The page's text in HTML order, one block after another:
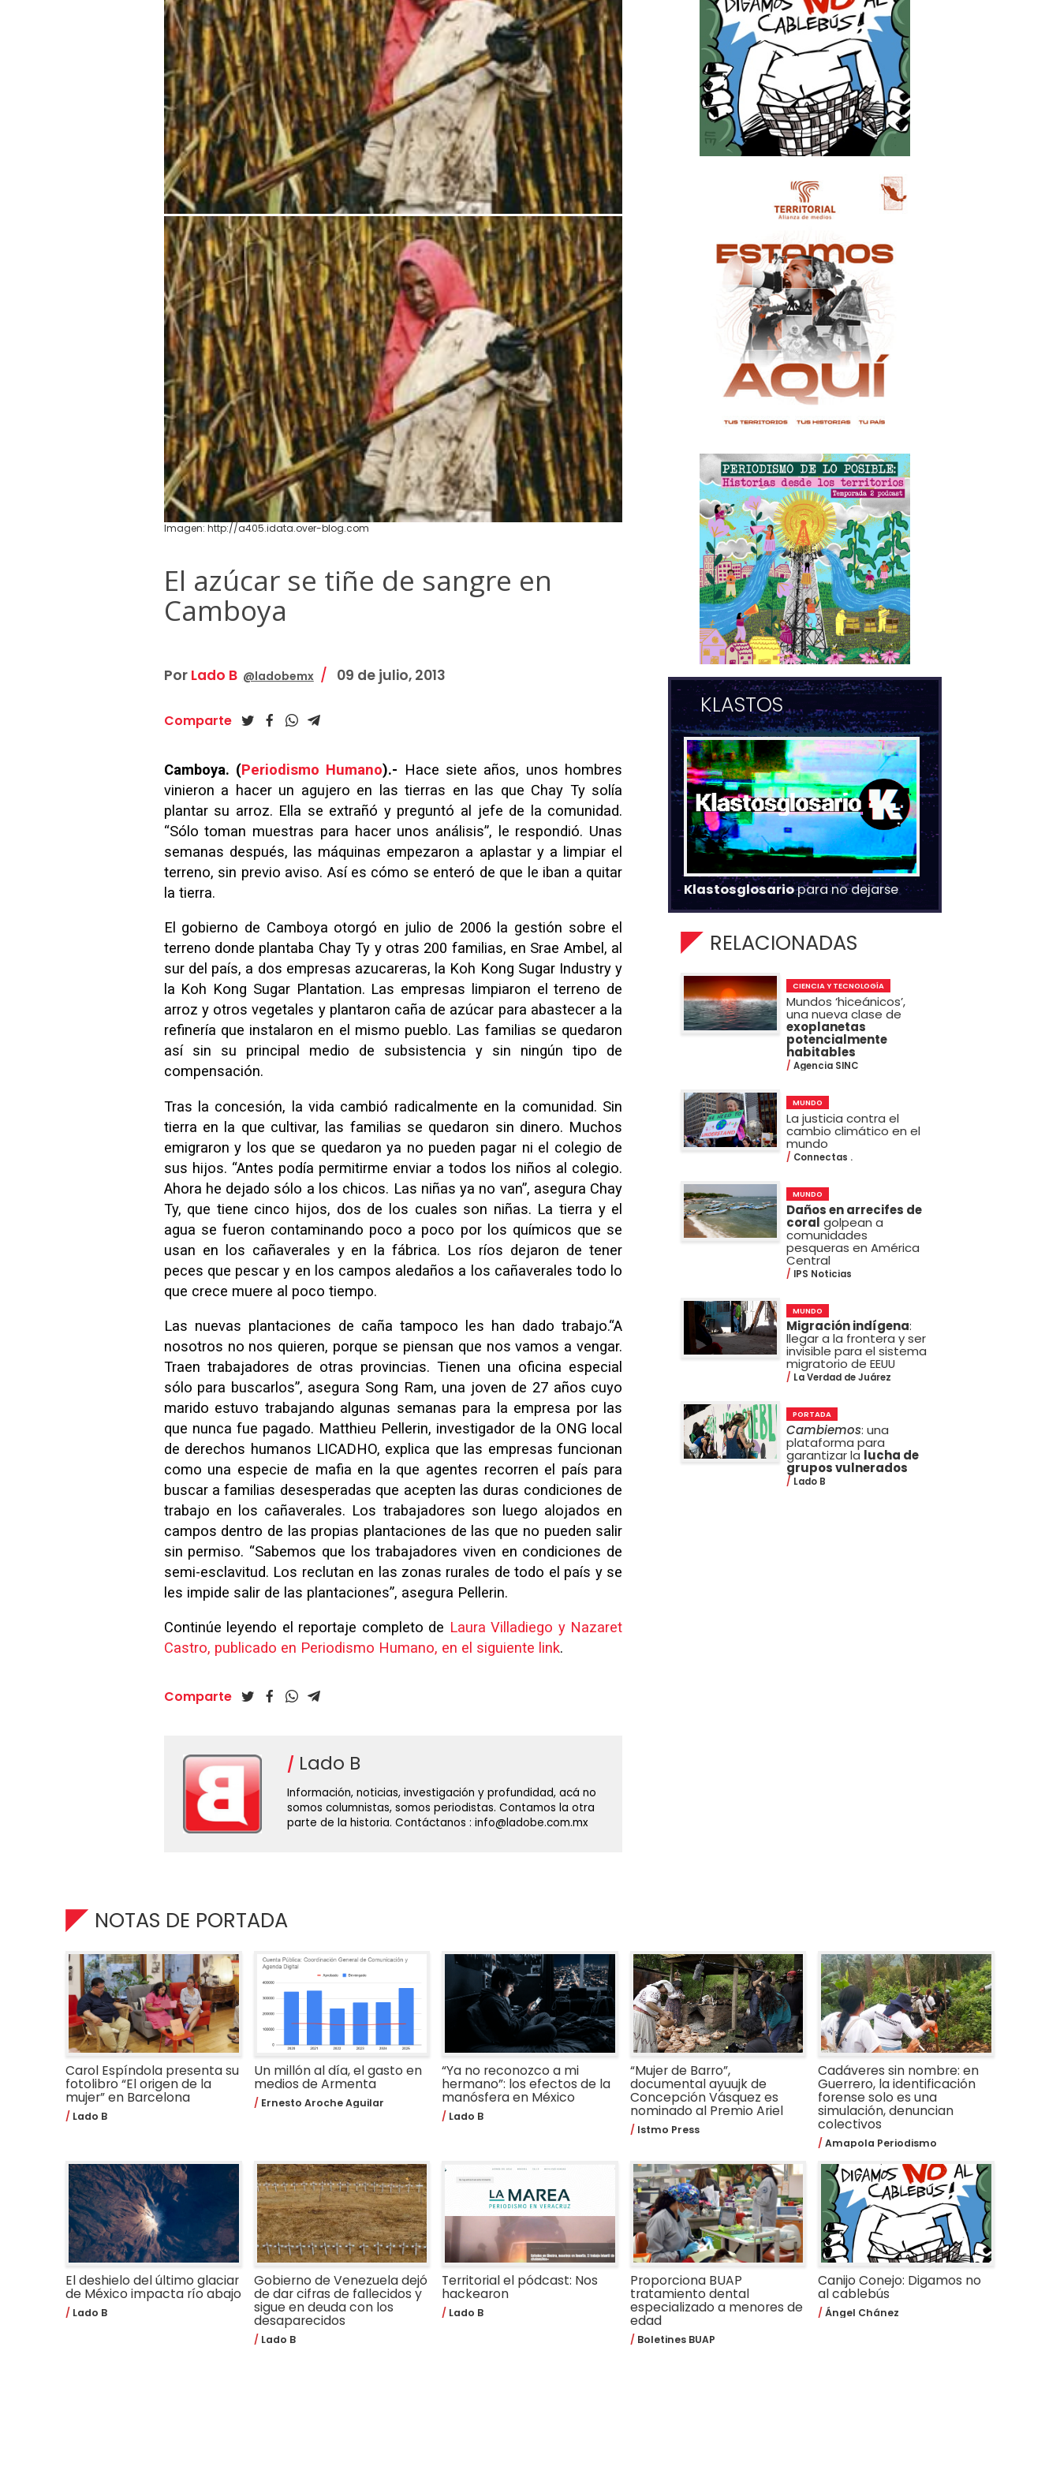
Imagen: http://a405.idata.over-blog.com
El azúcar se tiñe de sangre en
Camboya
Por Lado B @ladobemx 09 de julio, 2013
Comparte
Camboya. (Periodismo Humano).- Hace siete años, unos hombres
vinieron a hacer un agujero en las tierras en las que Chay Ty solía
plantar su arroz. Ella se extrañó y preguntó al jefe de la comunidad.
“Sólo toman muestras para hacer unos análisis”, le respondió. Unas
semanas después, las máquinas empezaron a aplastar y a limpiar el
terreno, sin previo aviso. Así es cómo se enteró de que le iban a quitar
la tierra.
El gobierno de Camboya otorgó en julio de 2006 la gestión sobre el
terreno donde plantaba Chay Ty y otras 200 familias, en Srae Ambel, al
sur del país, a dos empresas azucareras, la Koh Kong Sugar Industry y
la Koh Kong Sugar Plantation. Las empresas limpiaron el terreno de
arroz y otros vegetales y plantaron caña de azúcar para abastecer a la
refinería que instalaron en el mismo pueblo. Las familias se quedaron
así sin su principal medio de subsistencia y sin ningún tipo de
compensación.
Tras la concesión, la vida cambió radicalmente en la comunidad. Sin
tierra en la que cultivar, las familias se quedaron sin dinero. Muchos
emigraron y los que se quedaron ya no pueden pagar ni el colegio de
sus hijos. “Antes podía permitirme enviar a todos los niños al colegio.
Ahora he dejado sólo a los chicos. Las niñas ya no van”, asegura Chay
Ty, que tiene cinco hijos, dos de los cuales son niñas. La tierra y el
agua se fueron contaminando poco a poco por los químicos que se
usan en los cañaverales y en la fábrica. Los ríos dejaron de tener
peces que pescar y en los campos aledaños a los cañaverales todo lo
que crece muere al poco tiempo.
Las nuevas plantaciones de caña tampoco les han dado trabajo.“A
nosotros no nos quieren, porque se piensan que nos vamos a vengar.
Traen trabajadores de otras provincias. Tienen una oficina especial
sólo para buscarlos”, asegura Song Ram, una joven de 27 años cuyo
marido estuvo trabajando algunas semanas para la empresa por las
que nunca fue pagado. Matthieu Pellerin, investigador de la ONG local
de derechos humanos LICADHO, explica que las empresas funcionan
como una especie de mafia en la que agentes recorren el país para
buscar a familias desesperadas que acepten las duras condiciones de
trabajo en los cañaverales. Los trabajadores son luego alojados en
campos dentro de las propias plantaciones de las que no pueden salir
sin permiso. “Sabemos que los trabajadores viven en condiciones de
semi-esclavitud. Los reclutan en las zonas rurales de todo el país y se
les impide salir de las plantaciones”, asegura Pellerin.
Continúe leyendo el reportaje completo de Laura Villadiego y Nazaret
Castro, publicado en Periodismo Humano, en el siguiente link.
Comparte
Lado B
Información, noticias, investigación y profundidad, acá no
somos columnistas, somos periodistas. Contamos la otra
parte de la historia. Contáctanos : info@ladobe.com.mx
KLASTOS
Klastosglosariopara no dejarse
RELACIONADAS
CIENCIA Y TECNOLOGÍA
Mundos ‘hiceánicos’,
una nueva clase de
exoplanetas
potencialmente
habitables
Agencia SINC
MUNDO
La justicia contra el
cambio climático en el
mundo
Connectas .
MUNDO
Daños en arrecifes de
coral golpean a
comunidades
pesqueras en América
Central
IPS Noticias
MUNDO
Migración indígena:
llegar a la frontera y ser
invisible para el sistema
migratorio de EEUU
La Verdad de Juárez
PORTADA
Cambiemos: una
plataforma para
garantizar la lucha de
grupos vulnerados
Lado B
NOTAS DE PORTADA
Carol Espíndola presenta su
fotolibro “El origen de la
mujer” en Barcelona
Lado B
Un millón al día, el gasto en
medios de Armenta
Ernesto Aroche Aguilar
“Ya no reconozco a mi
hermano”: los efectos de la
manósfera en México
Lado B
“Mujer de Barro”,
documental ayuujk de
Concepción Vásquez es
nominado al Premio Ariel
Istmo Press
Cadáveres sin nombre: en
Guerrero, la identificación
forense solo es una
simulación, denuncian
colectivos
Amapola Periodismo
El deshielo del último glaciar
de México impacta río abajo
Lado B
Gobierno de Venezuela dejó
de dar cifras de fallecidos y
sigue en deuda con los
desaparecidos
Lado B
Territorial el pódcast: Nos
hackearon
Lado B
Proporciona BUAP
tratamiento dental
especializado a menores de
edad
Boletines BUAP
Canijo Conejo: Digamos no
al cablebús
Ángel Chánez